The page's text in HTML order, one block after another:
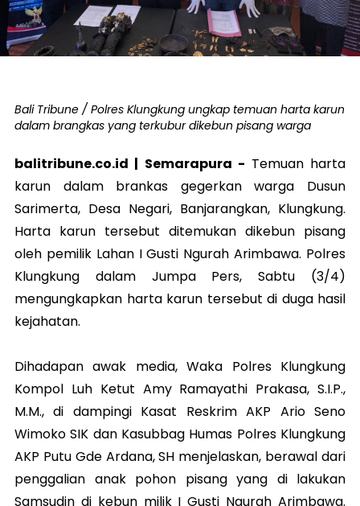
Bali Tribune / Polres Klungkung ungkap temuan harta karun
dalam brangkas yang terkubur dikebun pisang warga
balitribune.co.id | Semarapura - Temuan harta
karun dalam brankas gegerkan warga Dusun
Sarimerta, Desa Negari, Banjarangkan, Klungkung.
Harta karun tersebut ditemukan dikebun pisang
oleh pemilik Lahan I Gusti Ngurah Arimbawa. Polres
Klungkung dalam Jumpa Pers, Sabtu (3/4)
mengungkapkan harta karun tersebut di duga hasil
kejahatan.
Dihadapan awak media, Waka Polres Klungkung
Kompol Luh Ketut Amy Ramayathi Prakasa, S.I.P.,
M.M., di dampingi Kasat Reskrim AKP Ario Seno
Wimoko SIK dan Kasubbag Humas Polres Klungkung
AKP Putu Gde Ardana, SH menjelaskan, berawal dari
penggalian anak pohon pisang yang di lakukan
Samsudin di kebun milik I Gusti Ngurah Arimbawa.